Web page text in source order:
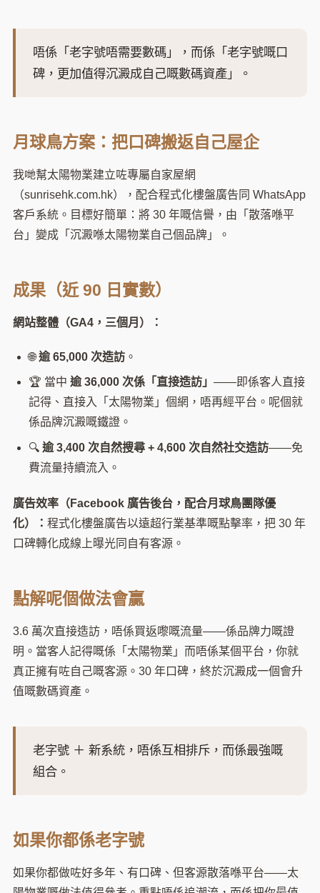
唔係「老字號唔需要數碼」，而係「老字號嘅口
碑，更加值得沉澱成自己嘅數碼資產」。
月球鳥方案：把口碑搬返自己屋企
我哋幫太陽物業建立咗專屬自家屋網
（sunrisehk.com.hk），配合程式化樓盤廣告同 WhatsApp
客戶系統。目標好簡單：將 30 年嘅信譽，由「散落喺平
台」變成「沉澱喺太陽物業自己個品牌」。
成果（近 90 日實數）
網站整體（GA4，三個月）：
🌐逾 65,000 次造訪。
🏆 當中 逾 36,000 次係「直接造訪」 ——即係客人直接
記得、直接入「太陽物業」個網，唔再經平台。呢個就
係品牌沉澱嘅鐵證。
🔍 逾 3,400 次自然搜尋 + 4,600 次自然社交造訪——免
費流量持續流入。
廣告效率（Facebook 廣告後台，配合月球鳥團隊優
化）： 程式化樓盤廣告以遠超行業基準嘅點擊率，把 30 年
口碑轉化成線上曝光同自有客源。
點解呢個做法會贏
3.6 萬次直接造訪，唔係買返嚟嘅流量——係品牌力嘅證
明。當客人記得嘅係「太陽物業」而唔係某個平台，你就
真正擁有咗自己嘅客源。30 年口碑，終於沉澱成一個會升
值嘅數碼資產。
老字號 ＋ 新系統，唔係互相排斥，而係最強嘅
組合。
如果你都係老字號
如果你都做咗好多年、有口碑、但客源散落喺平台——太